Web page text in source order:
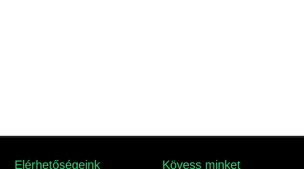
Elérhetőségeink​ Kövess minket